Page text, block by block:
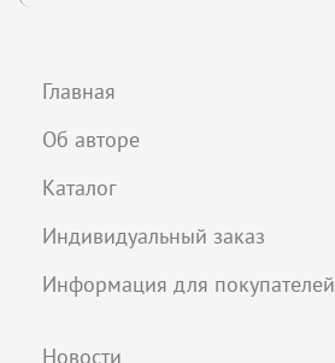
Главная
Об авторе
Каталог
Индивидуальный заказ
Информация для покупателей
Новости